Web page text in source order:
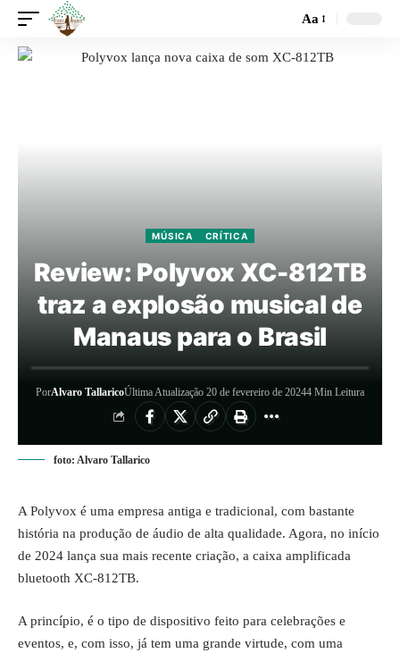
Aa
MÚSICA CRÍTICA
Review: Polyvox XC-812TB
traz a explosão musical de
Manaus para o Brasil
PorAlvaro TallaricoÚltima Atualização 20 de fevereiro de 20244 Min Leitura
foto: Alvaro Tallarico
A Polyvox é uma empresa antiga e tradicional, com bastante
história na produção de áudio de alta qualidade. Agora, no início
de 2024 lança sua mais recente criação, a caixa amplificada
bluetooth XC-812TB.
A princípio, é o tipo de dispositivo feito para celebrações e
eventos, e, com isso, já tem uma grande virtude, com uma